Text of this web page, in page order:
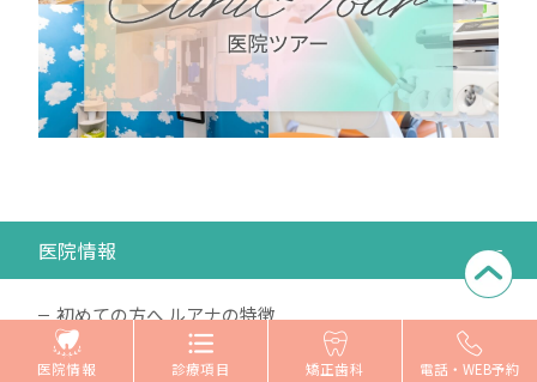
医院情報
初めての方へ ルアナの特徴
医院ツアー
医院情報 診療項目 矯正歯科 電話・WEB予約